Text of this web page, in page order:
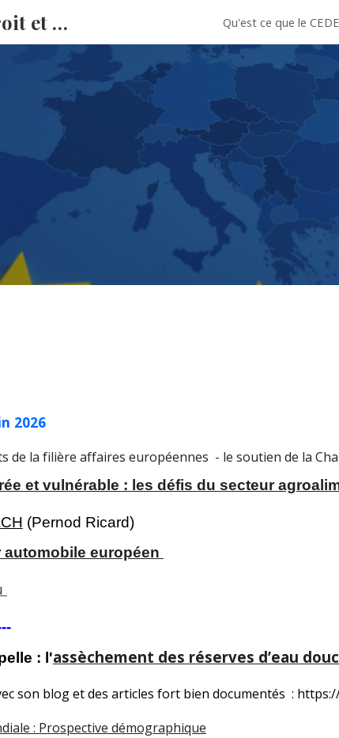
Skip to main content
Centre Européen de Droit et Economie (CEDE) Qu'est ce que le
2026
de la filière affaires européennes - le soutien de la
et vulnérable : les défis du secteur
(Pernod Ricard)
européen
: l'assèchement des réserves d’eau
son blog et des articles fort bien documentés :
: Prospective démographique